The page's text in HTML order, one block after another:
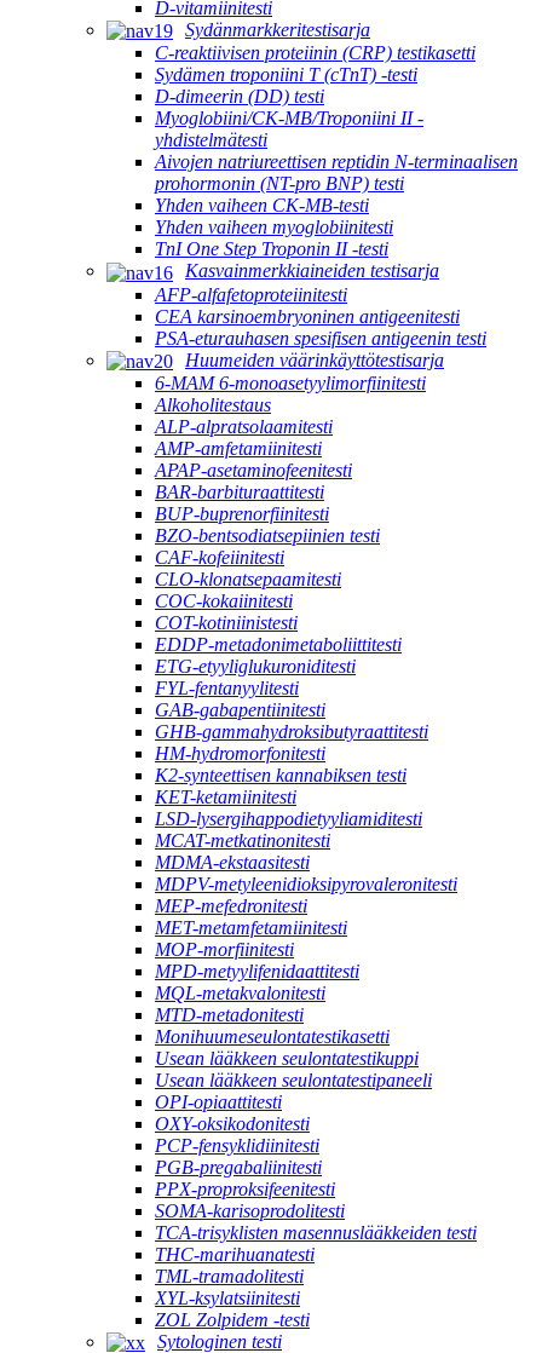
D-vitamiinitesti
Sydänmarkkeritestisarja
C-reaktiivisen proteiinin (CRP) testikasetti
Sydämen troponiini T (cTnT) -testi
D-dimeerin (DD) testi
Myoglobiini/CK-MB/Troponiini II -
yhdistelmätesti
Aivojen natriureettisen reptidin N-terminaalisen
prohormonin (NT-pro BNP) testi
Yhden vaiheen CK-MB-testi
Yhden vaiheen myoglobiinitesti
TnI One Step Troponin II -testi
Kasvainmerkkiaineiden testisarja
AFP-alfafetoproteiinitesti
CEA karsinoembryoninen antigeenitesti
PSA-eturauhasen spesifisen antigeenin testi
Huumeiden väärinkäyttötestisarja
6-MAM 6-monoasetyylimorfiinitesti
Alkoholitestaus
ALP-alpratsolaamitesti
AMP-amfetamiinitesti
APAP-asetaminofeenitesti
BAR-barbituraattitesti
BUP-buprenorfiinitesti
BZO-bentsodiatsepiinien testi
CAF-kofeiinitesti
CLO-klonatsepaamitesti
COC-kokaiinitesti
COT-kotiniinistesti
EDDP-metadonimetaboliittitesti
ETG-etyyliglukuroniditesti
FYL-fentanyylitesti
GAB-gabapentiinitesti
GHB-gammahydroksibutyraattitesti
HM-hydromorfonitesti
K2-synteettisen kannabiksen testi
KET-ketamiinitesti
LSD-lysergihappodietyyliamiditesti
MCAT-metkatinonitesti
MDMA-ekstaasitesti
MDPV-metyleenidioksipyrovaleronitesti
MEP-mefedronitesti
MET-metamfetamiinitesti
MOP-morfiinitesti
MPD-metyylifenidaattitesti
MQL-metakvalonitesti
MTD-metadonitesti
Monihuumeseulontatestikasetti
Usean lääkkeen seulontatestikuppi
Usean lääkkeen seulontatestipaneeli
OPI-opiaattitesti
OXY-oksikodonitesti
PCP-fensyklidiinitesti
PGB-pregabaliinitesti
PPX-proproksifeenitesti
SOMA-karisoprodolitesti
TCA-trisyklisten masennuslääkkeiden testi
THC-marihuanatesti
TML-tramadolitesti
XYL-ksylatsiinitesti
ZOL Zolpidem -testi
Sytologinen testi